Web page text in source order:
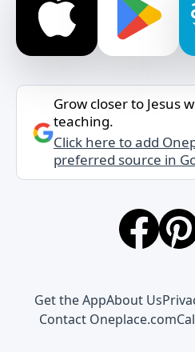
Grow closer to Jesus
teaching.
Click here to add
preferred source in
Get the AppAbout Us
Contact Oneplace.com